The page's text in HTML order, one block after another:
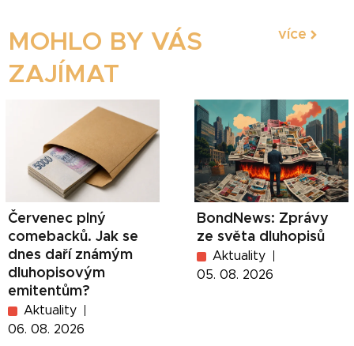
MOHLO BY VÁS
ZAJÍMAT
více
Červenec plný
comebacků. Jak se
dnes daří známým
dluhopisovým
emitentům?
Aktuality
06. 08. 2026
BondNews: Zprávy
ze světa dluhopisů
Aktuality
05. 08. 2026